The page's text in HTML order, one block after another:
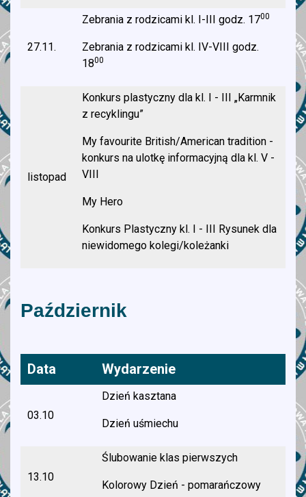
27.11.
Zebrania z rodzicami kl. I-III godz. 1700
Zebrania z rodzicami kl. IV-VIII godz.
1800
listopad
Konkurs plastyczny dla kl. I - III „Karmnik
z recyklingu”
My favourite British/American tradition -
konkurs na ulotkę informacyjną dla kl. V -
VIII
My Hero
Konkurs Plastyczny kl. I - III Rysunek dla
niewidomego kolegi/koleżanki
Październik
Data Wydarzenie
03.10
Dzień kasztana
Dzień uśmiechu
13.10
Ślubowanie klas pierwszych
Kolorowy Dzień - pomarańczowy